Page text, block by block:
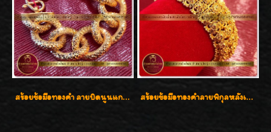
สร้อยข้อมือทองคำ ลายบิดนูนแกะลาย ทองคำ 96.5% น้ำหนัก 5 บาท สวยค่ะ สร้อยข้อมือทองคำลายพิกุลหลังเต่า น้ำหนัก 86.6g ( 5.71 บาท ) หน้ากว้าง 20 มิล